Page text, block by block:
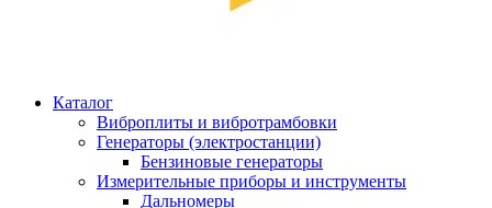
Каталог
Виброплиты и вибротрамбовки
Генераторы (электростанции)
Бензиновые генераторы
Измерительные приборы и инструменты
Дальномеры